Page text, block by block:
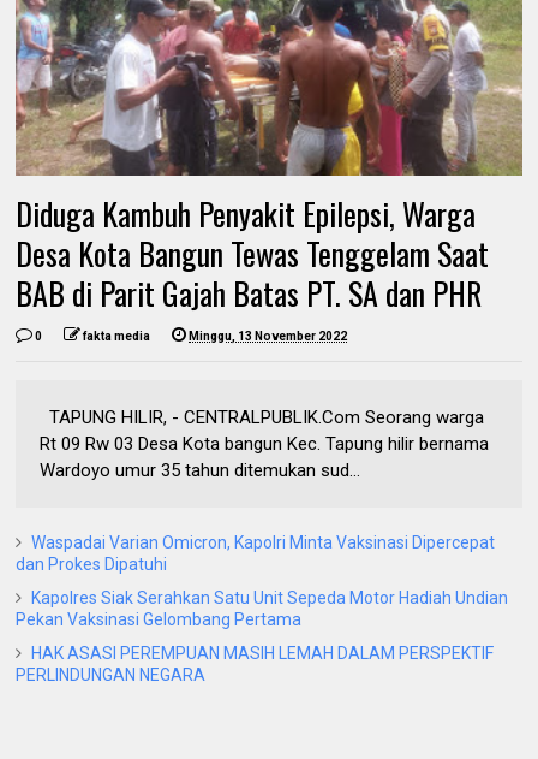
Diduga Kambuh Penyakit Epilepsi, Warga
Desa Kota Bangun Tewas Tenggelam Saat
BAB di Parit Gajah Batas PT. SA dan PHR
0 fakta media Minggu, 13 November 2022
TAPUNG HILIR, - CENTRALPUBLIK.Com Seorang warga
Rt 09 Rw 03 Desa Kota bangun Kec. Tapung hilir bernama
Wardoyo umur 35 tahun ditemukan sud...
Waspadai Varian Omicron, Kapolri Minta Vaksinasi Dipercepat
dan Prokes Dipatuhi
Kapolres Siak Serahkan Satu Unit Sepeda Motor Hadiah Undian
Pekan Vaksinasi Gelombang Pertama
HAK ASASI PEREMPUAN MASIH LEMAH DALAM PERSPEKTIF
PERLINDUNGAN NEGARA